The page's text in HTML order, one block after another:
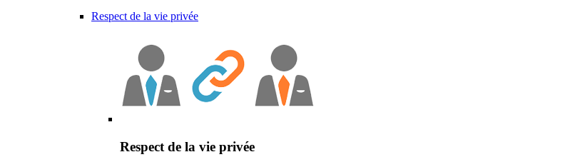
Respect de la vie privée
Respect de la vie privée